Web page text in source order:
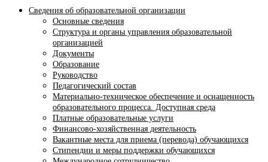
Сведения об образовательной организации
Основные сведения
Структура и органы управления образовательной
организацией
Документы
Образование
Руководство
Педагогический состав
Материально-техническое обеспечение и оснащенность
образовательного процесса. Доступная среда
Платные образовательные услуги
Финансово-хозяйственная деятельность
Вакантные места для приема (перевода) обучающихся
Стипендии и меры поддержки обучающихся